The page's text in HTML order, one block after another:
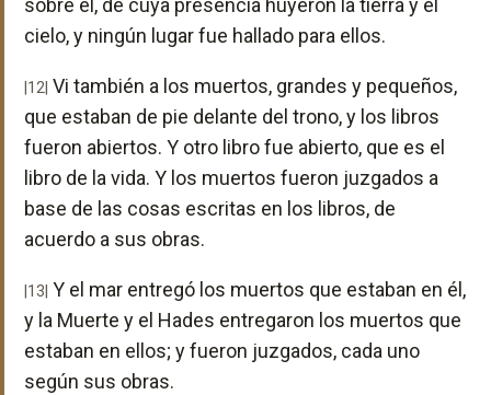
sobre él, de cuya presencia huyeron la tierra y el
cielo, y ningún lugar fue hallado para ellos.
|12| Vi también a los muertos, grandes y pequeños,
que estaban de pie delante del trono, y los libros
fueron abiertos. Y otro libro fue abierto, que es el
libro de la vida. Y los muertos fueron juzgados a
base de las cosas escritas en los libros, de
acuerdo a sus obras.
|13| Y el mar entregó los muertos que estaban en él,
y la Muerte y el Hades entregaron los muertos que
estaban en ellos; y fueron juzgados, cada uno
según sus obras.